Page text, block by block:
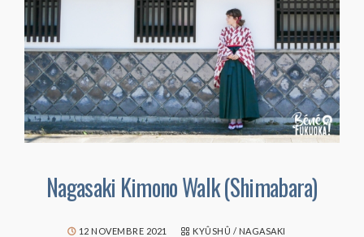
Nagasaki Kimono Walk (Shimabara)
12 NOVEMBRE 2021 KYÛSHÛ / NAGASAKI